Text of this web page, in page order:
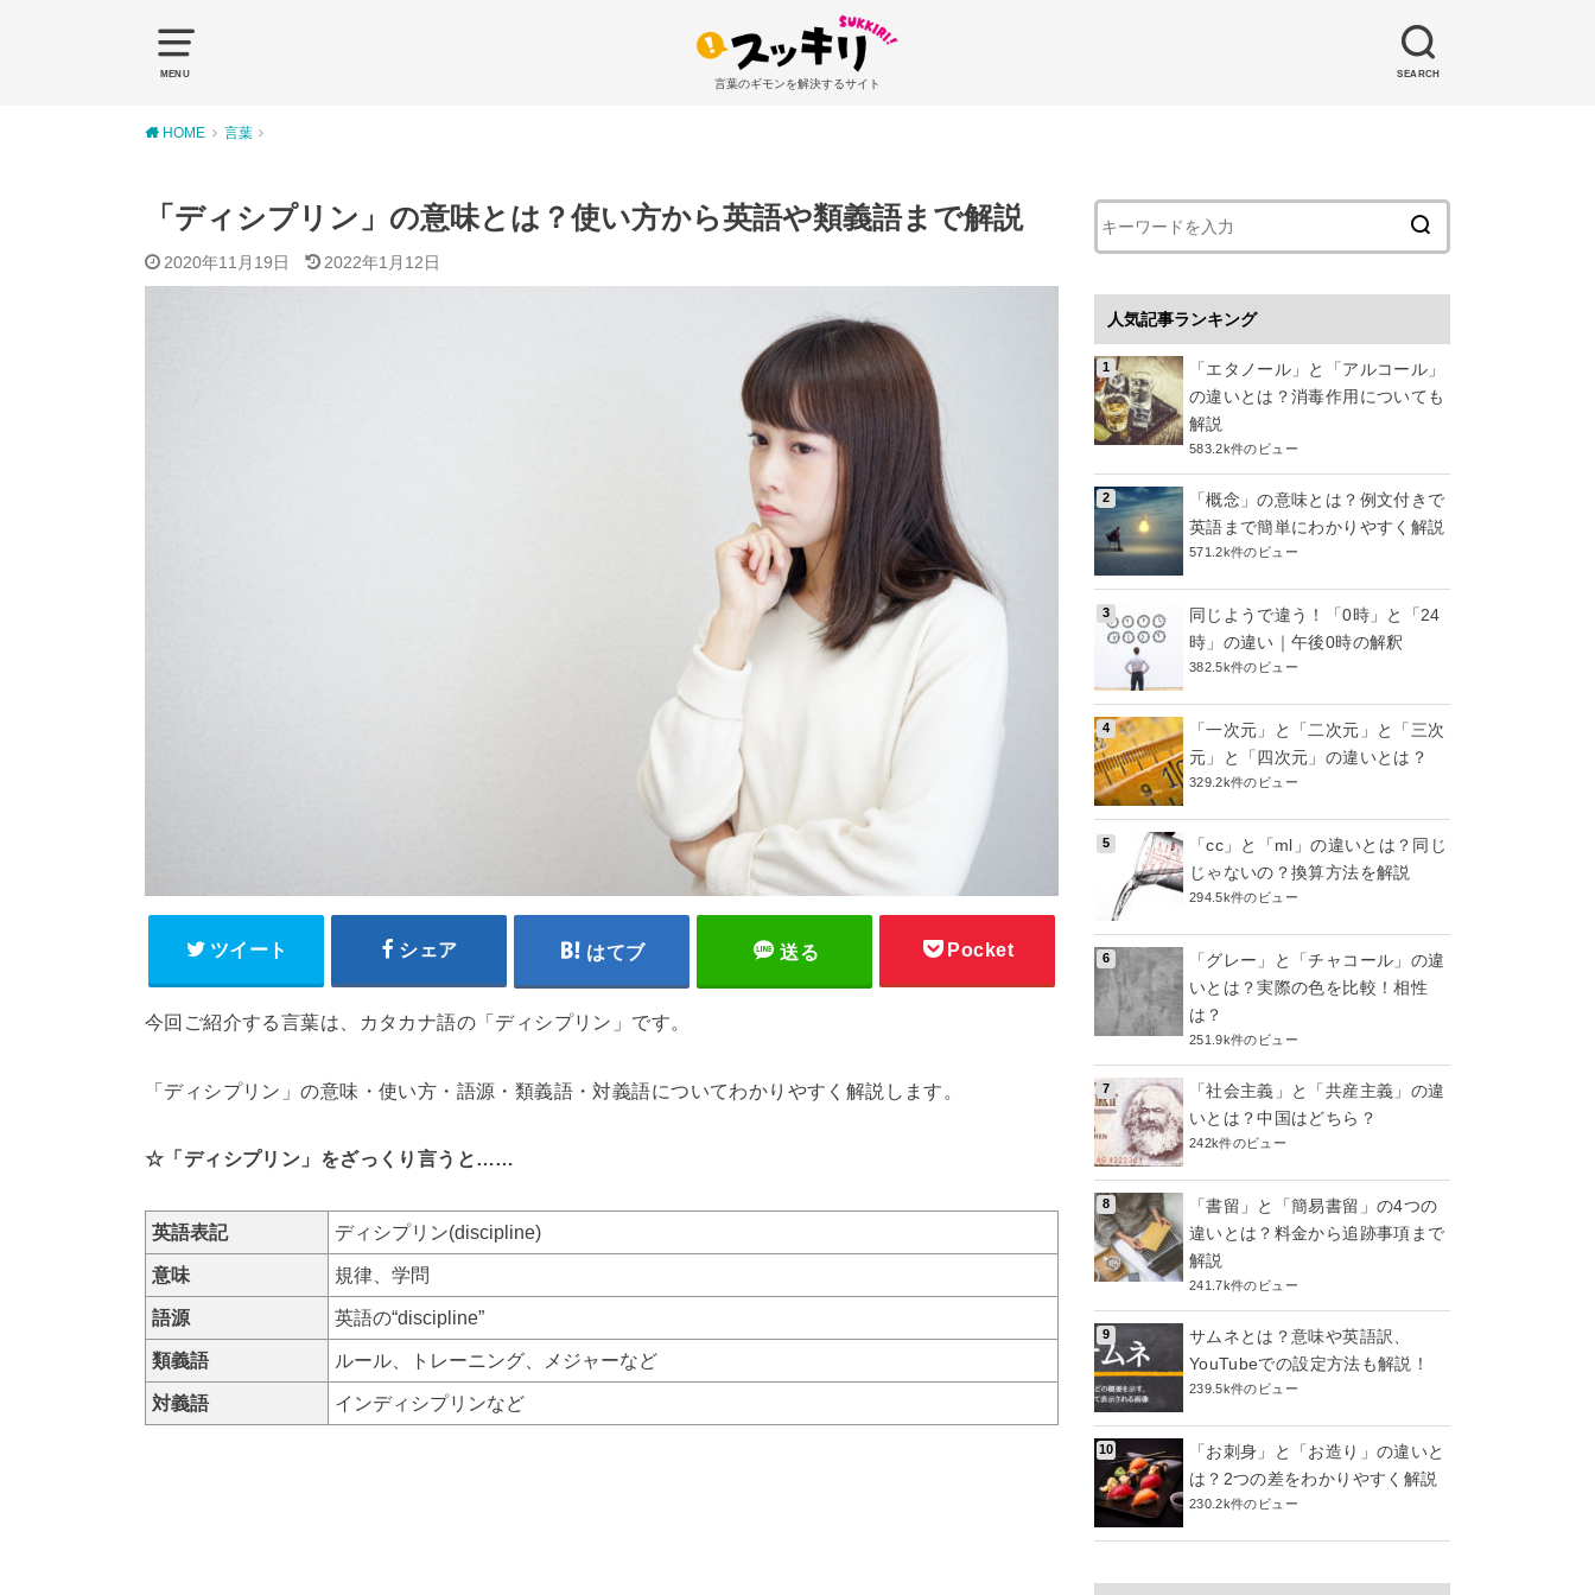
MENU SEARCH
言葉のギモンを解決するサイト
HOME 言葉
「ディシプリン」の意味とは？使い方から英語や類義語まで解説
2020年11月19日 2022年1月12日
ツイート シェア はてブ 送る Pocket
今回ご紹介する言葉は、カタカナ語の「ディシプリン」です。
「ディシプリン」の意味・使い方・語源・類義語・対義語についてわかりやすく解説します。
☆「ディシプリン」をざっくり言うと……
英語表記 ディシプリン(discipline)
意味 規律、学問
語源 英語の“discipline”
類義語 ルール、トレーニング、メジャーなど
対義語 インディシプリンなど
人気記事ランキング
「エタノール」と「アルコール」
の違いとは？消毒作用についても
解説
583.2k件のビュー
「概念」の意味とは？例文付きで
英語まで簡単にわかりやすく解説
571.2k件のビュー
同じようで違う！「0時」と「24
時」の違い｜午後0時の解釈
382.5k件のビュー
「一次元」と「二次元」と「三次
元」と「四次元」の違いとは？
329.2k件のビュー
「cc」と「ml」の違いとは？同じ
じゃないの？換算方法を解説
294.5k件のビュー
「グレー」と「チャコール」の違
いとは？実際の色を比較！相性
は？
251.9k件のビュー
「社会主義」と「共産主義」の違
いとは？中国はどちら？
242k件のビュー
「書留」と「簡易書留」の4つの
違いとは？料金から追跡事項まで
解説
241.7k件のビュー
サムネとは？意味や英語訳、
YouTubeでの設定方法も解説！
239.5k件のビュー
「お刺身」と「お造り」の違いと
は？2つの差をわかりやすく解説
230.2k件のビュー